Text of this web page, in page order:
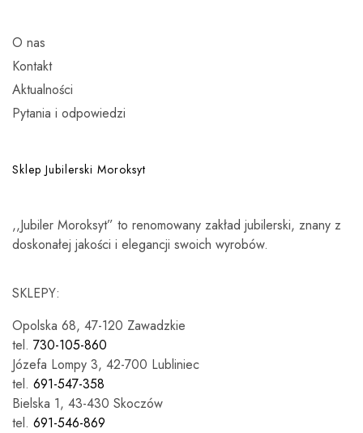
O nas
Kontakt
Aktualności
Pytania i odpowiedzi
Sklep Jubilerski Moroksyt
,,Jubiler Moroksyt” to renomowany zakład jubilerski, znany z
doskonałej jakości i elegancji swoich wyrobów.
SKLEPY:
Opolska 68, 47-120 Zawadzkie
tel. 730-105-860
Józefa Lompy 3, 42-700 Lubliniec
tel. 691-547-358
Bielska 1, 43-430 Skoczów
tel. 691-546-869